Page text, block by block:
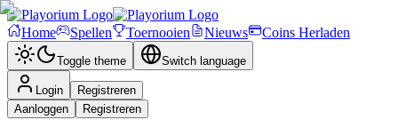
Home Spellen Toernooien Nieuws Coins Herladen
Toggle theme Switch language
Login
Registreren
Aanloggen
Registreren